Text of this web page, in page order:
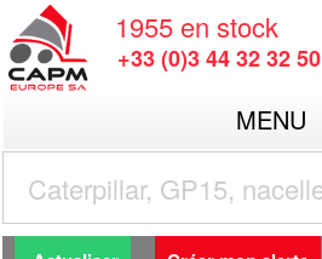
1955 en stock
+33 (0)3 44 32 32 50
MENU